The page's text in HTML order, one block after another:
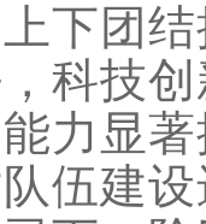
下团
科技
力显
伍建